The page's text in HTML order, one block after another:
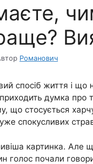
Романович
спосіб життя і
думка про
що стосується
спокусливих
картинка. Але
голос почали